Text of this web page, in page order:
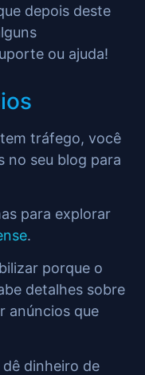
depois deste
ou ajuda!
tráfego, você
no seu blog para
para explorar
.
porque o
detalhes sobre
anúncios que
dinheiro de